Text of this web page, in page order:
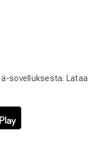
sovelluksesta. Lataa